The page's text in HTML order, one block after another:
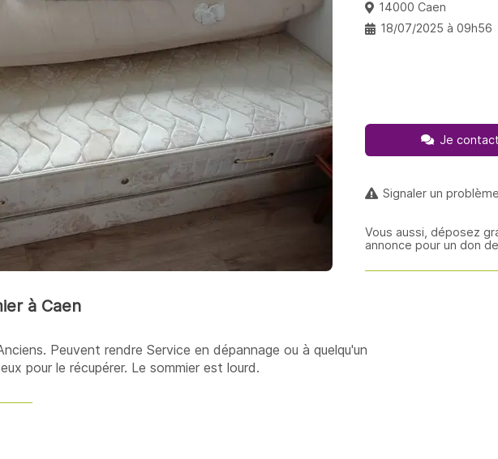
à Caen
Peuvent rendre Service en dépannage ou à quelqu'un
pour le récupérer. Le sommier est lourd.
14000 Caen
18/07/2025 à 09h56
Je
Signaler un
Vous aussi, déposez
annonce pour un don